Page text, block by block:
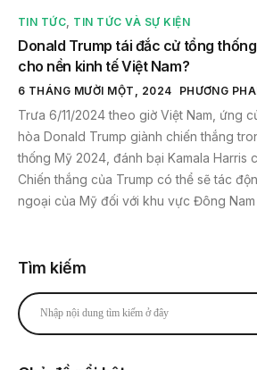
TIN TỨC TIN TỨC VÀ SỰ KIỆN
Donald Trump tái đắc cử tổng
cho nền kinh tế Việt Nam?
6 THÁNG MƯỜI MỘT, 2024 PHƯƠNG
Trưa 6/11/2024 theo giờ Việt Nam, ứng
hòa Donald Trump giành chiến thắng
thống Mỹ 2024, đánh bại Kamala Harris
Chiến thắng của Trump có thể sẽ tác
ngoại của Mỹ đối với khu vực Đông
Tìm kiếm